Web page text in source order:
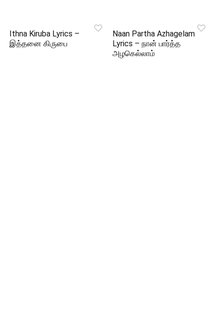
Ithna Kiruba Lyrics –
இத்தனை கிருபை
Naan Partha Azhagelam
Lyrics – நான் பார்த்த
அழகெல்லாம்